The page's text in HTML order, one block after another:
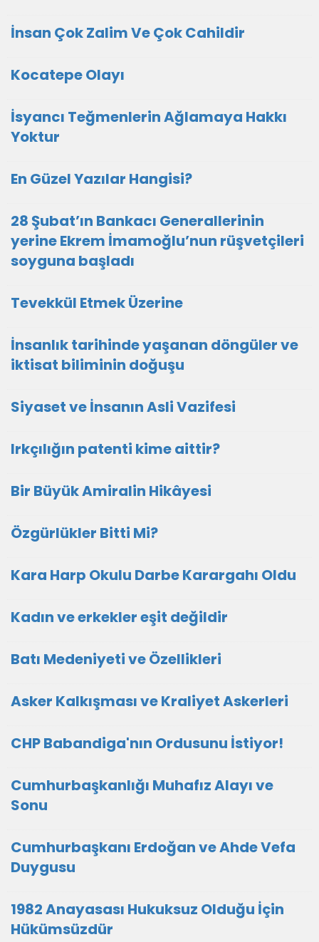
İnsan Çok Zalim Ve Çok Cahildir
Kocatepe Olayı
İsyancı Teğmenlerin Ağlamaya Hakkı
Yoktur
En Güzel Yazılar Hangisi?
28 Şubat’ın Bankacı Generallerinin
yerine Ekrem İmamoğlu’nun rüşvetçileri
soyguna başladı
Tevekkül Etmek Üzerine
İnsanlık tarihinde yaşanan döngüler ve
iktisat biliminin doğuşu
Siyaset ve İnsanın Asli Vazifesi
Irkçılığın patenti kime aittir?
Bir Büyük Amiralin Hikâyesi
Özgürlükler Bitti Mi?
Kara Harp Okulu Darbe Karargahı Oldu
Kadın ve erkekler eşit değildir
Batı Medeniyeti ve Özellikleri
Asker Kalkışması ve Kraliyet Askerleri
CHP Babandiga'nın Ordusunu İstiyor!
Cumhurbaşkanlığı Muhafız Alayı ve
Sonu
Cumhurbaşkanı Erdoğan ve Ahde Vefa
Duygusu
1982 Anayasası Hukuksuz Olduğu İçin
Hükümsüzdür